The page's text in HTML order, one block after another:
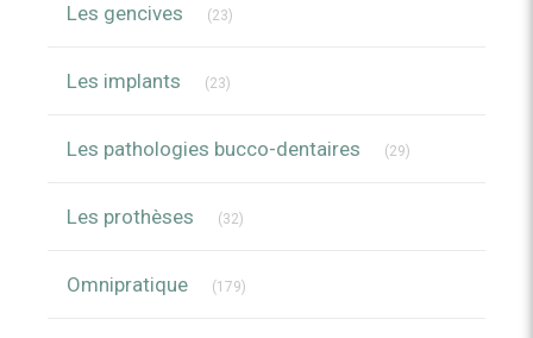
Les gencives (23)
Les implants (23)
Les pathologies bucco-dentaires (29)
Les prothèses (32)
Omnipratique (179)